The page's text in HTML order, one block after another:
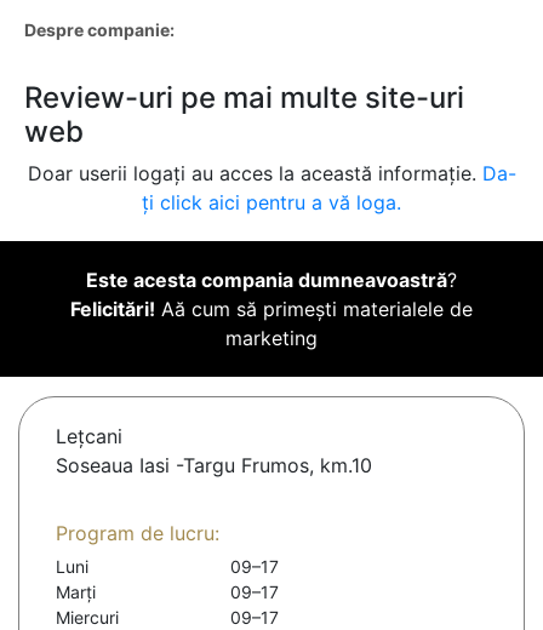
Despre companie:
Review-uri pe mai multe site-uri
web
Doar userii logați au acces la această informație. Da-
ți click aici pentru a vă loga.
Este acesta compania dumneavoastră?
Felicitări! Aă cum să primești materialele de
marketing
Leţcani
Soseaua Iasi -Targu Frumos, km.10
Program de lucru:
Luni
09–17
Marți
09–17
Miercuri
09–17